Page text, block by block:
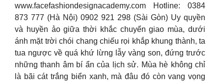
www.facefashiondesignacademy.com Hotline: 0384
873 777 (Hà Nội) 0902 921 298 (Sài Gòn) Uy quyền
và huyền ảo giữa thời khắc chuyển giao mùa, dưới
ánh mặt trời chói chang chiếu rọi khắp khung thành, ta
tua ngược về quá khứ lừng lẫy vàng son, đứng trước
những thanh âm bí ẩn của lịch sử. Mùa hè không chỉ
là bãi cát trắng biển xanh, mà đâu đó còn vang vọng